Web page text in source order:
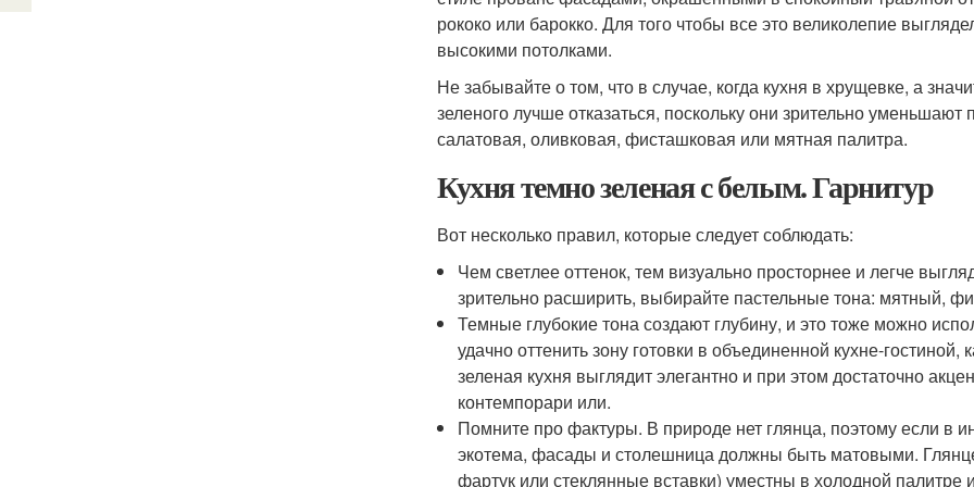
рококо или барокко. Для того чтобы все это великолепие
высокими потолками.
Не забывайте о том, что в случае, когда кухня в хрущевке, а
зеленого лучше отказаться, поскольку они зрительно
салатовая, оливковая, фисташковая или мятная палитра.
Кухня темно зеленая с белым. Гарнитур
Вот несколько правил, которые следует соблюдать:
Чем светлее оттенок, тем визуально просторнее и легче
зрительно расширить, выбирайте пастельные тона: мятный,
Темные глубокие тона создают глубину, и это тоже можно
удачно оттенить зону готовки в объединенной кухне-
зеленая кухня выглядит элегантно и при этом достаточно
контемпорари или.
Помните про фактуры. В природе нет глянца, поэтому если в
экотема, фасады и столешница должны быть матовыми.
фартук или стеклянные вставки) уместны в холодной палитре